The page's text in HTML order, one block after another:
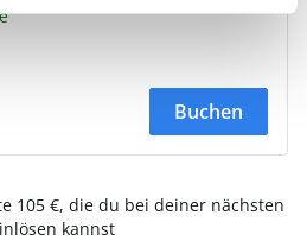
Buchen
105 €, die du bei deiner nächsten
kannst